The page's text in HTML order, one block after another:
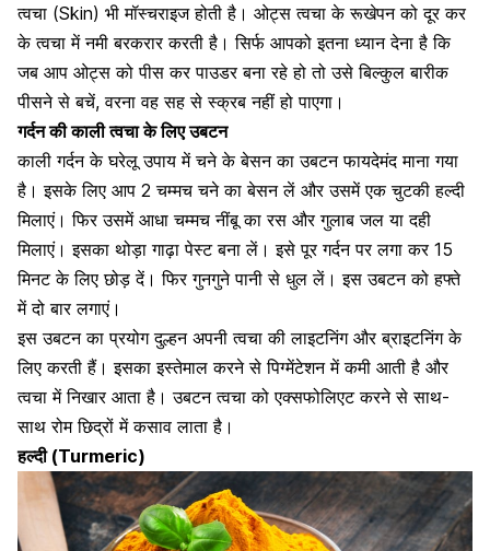
त्वचा (Skin) भी मॉस्चराइज होती है। ओट्स त्वचा के रूखेपन को दूर कर
के त्वचा में नमी बरकरार करती है। सिर्फ आपको इतना ध्यान देना है कि
जब आप ओट्स को पीस कर पाउडर बना रहे हो तो उसे बिल्कुल बारीक
पीसने से बचें, वरना वह सह से स्क्रब नहीं हो पाएगा।
गर्दन की काली त्वचा के लिए उबटन
काली गर्दन के घरेलू उपाय में चने के बेसन का उबटन फायदेमंद माना गया
है। इसके लिए आप 2 चम्मच चने का बेसन लें और उसमेंएक चुटकी हल्दी
मिलाएं। फिर उसमें आधा चम्मच नींबू का रस और गुलाब जल या दही
मिलाएं। इसका थोड़ा गाढ़ा पेस्ट बना लें। इसे पूर गर्दन पर लगा कर 15
मिनट के लिए छोड़ दें। फिर गुनगुने पानी से धुल लें। इस उबटन को हफ्ते
में दो बार लगाएं।
इस उबटन का प्रयोग दुल्हन अपनी त्वचा की लाइटनिंग और ब्राइटनिंग के
लिए करती हैं। इसका इस्तेमाल करने से पिग्मेंटेशन में कमी आती है और
त्वचा में निखार आता है। उबटन त्वचा को एक्सफोलिएट करने से साथ-
साथ रोम छिद्रों में कसाव लाता है।
हल्दी (Turmeric)